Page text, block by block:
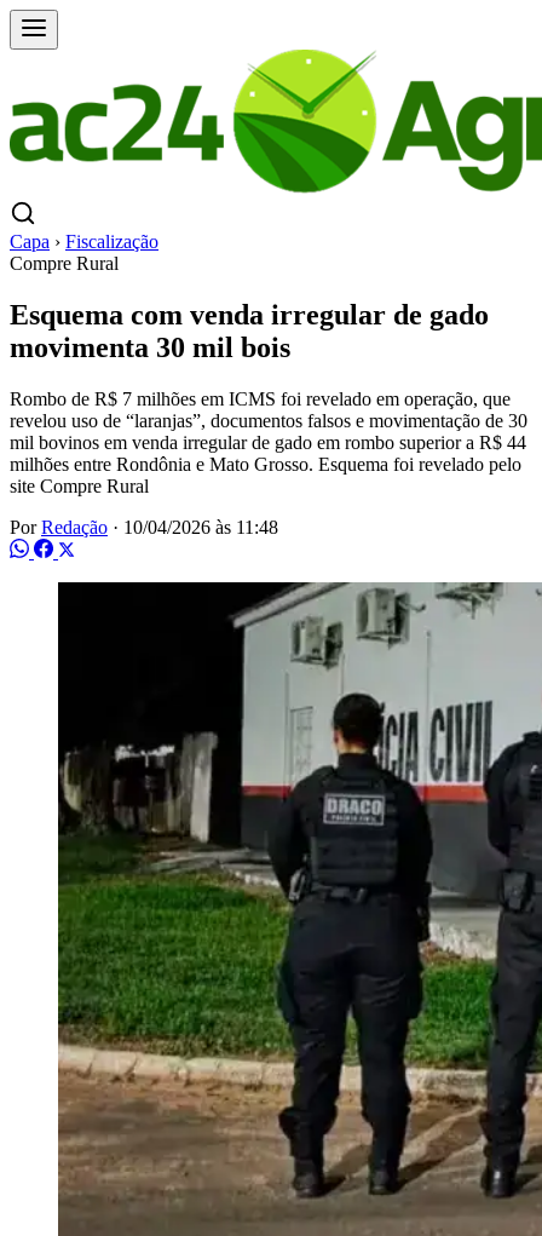
Capa › Fiscalização
Compre Rural
Esquema com venda irregular de gado
movimenta 30 mil bois
Rombo de R$ 7 milhões em ICMS foi revelado em operação, que
revelou uso de “laranjas”, documentos falsos e movimentação de 30
mil bovinos em venda irregular de gado em rombo superior a R$ 44
milhões entre Rondônia e Mato Grosso. Esquema foi revelado pelo
site Compre Rural
PorRedação · 10/04/2026 às 11:48